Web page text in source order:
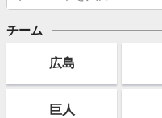
チーム
広島
巨人